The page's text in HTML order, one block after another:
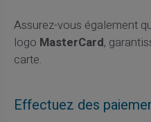
Assurez-vous également
logo MasterCard,
carte.
Effectuez des